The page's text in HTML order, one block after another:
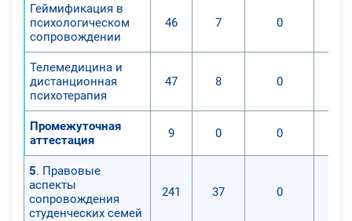
Геймификация в
психологическом
сопровождении
46 7 0
Телемедицина и
дистанционная
психотерапия
47 8 0
Промежуточная
аттестация
9 0 0
5. Правовые
аспекты
сопровождения
студенческих семей
241 37 0